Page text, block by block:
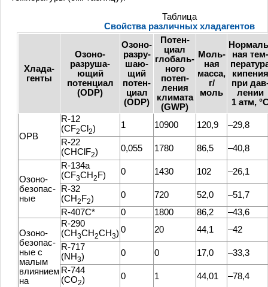
Таблица
Свойства различных хладагентов
Хлада-
генты
Озоно-
разруша-
ющий
потенциал
(ODP)
Озоно-
разру-
шаю-
щий
потен-
циал
(ODP)
Потен-
циал
глобаль-
ного
потеп-
ления
климата
(GWP)
Моль-
ная
масса,
г/
моль
ная тем-
кипения
при
лении
1 атм,
ОРВ
R-12
(CF2Cl 2) 1 10900 120,9
–29,8
R-22
(CHClF2) 0,055 1780 86,5 –40,8
Озоно-
безопас-
ные
R-134a
(CF3CH2 F) 0 1430 102
–26,1
R-32
(CH2 F2) 0 720 52,0
–51,7
R-407C*
0 1800 86,2 –43,6
Озоно-
безопас-
ные с
малым
влиянием
на
R-290
(CH3CH2CH3) 0 20 44,1
–42
R-717
(NH3) 0 0 17,0
–33,3
R-744
(CO2) 0 1 44,01
–78,4